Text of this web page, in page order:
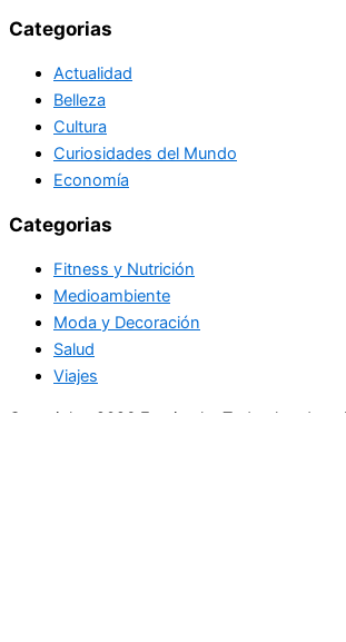
Categorias
Actualidad
Belleza
Cultura
Curiosidades del Mundo
Economía
Categorias
Fitness y Nutrición
Medioambiente
Moda y Decoración
Salud
Viajes
Copyright+2026 En circulo. Todos los